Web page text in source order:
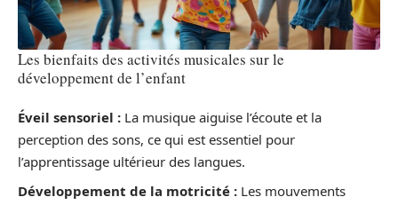
Les bienfaits des activités musicales sur le
développement de l’enfant
Éveil sensoriel : La musique aiguise l’écoute et la
perception des sons, ce qui est essentiel pour
l’apprentissage ultérieur des langues.
Développement de la motricité : Les mouvements